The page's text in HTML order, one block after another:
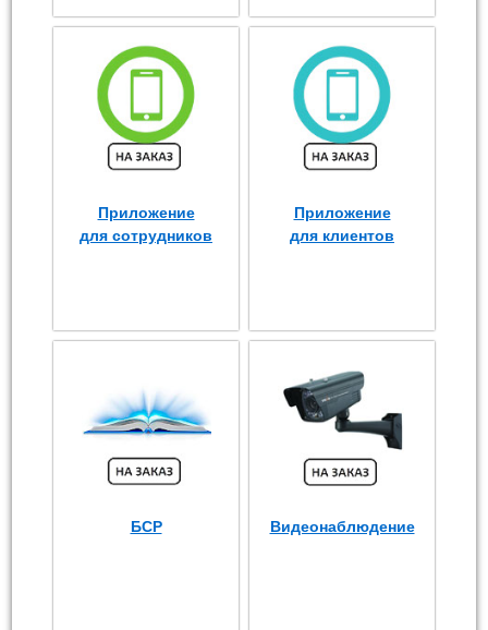
Приложение
для сотрудников
Приложение
для клиентов
БСР Видеонаблюдение